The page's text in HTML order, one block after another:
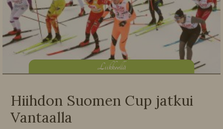
Liikkeellä
Hiihdon Suomen Cup jatkui
Vantaalla